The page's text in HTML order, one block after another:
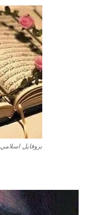
بروفايل اسلامي